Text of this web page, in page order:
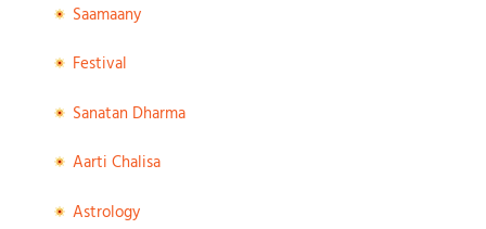
Saamaany
Festival
Sanatan Dharma
Aarti Chalisa
Astrology